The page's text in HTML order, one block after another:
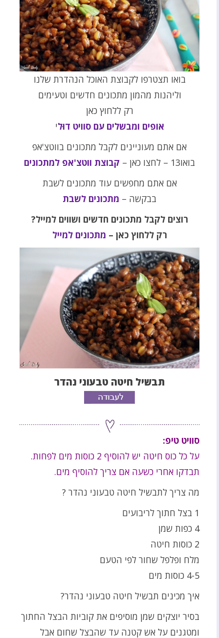
בואו תצטרפו לקבוצת האוכל הנהדרת שלנו
וליהנות מהמון מתכונים חדשים וטעימים
רק ללחוץ כאן
אופים ומבשלים עם סוויט דוּלי
אם אתם מעוניינים לקבל מתכונים בווטצ'אפ
בואו13 – לחצו כאן –
קבוצת ווטצ'אפ למתכונים
אם אתם מחפשים עוד מתכונים לשבת
בבקשה – מתכונים לשבת
רוצים לקבל מתכונים חדשים ושווים למייל?
רק ללחוץ כאן – מתכונים למייל
תבשיל חיטה טבעוני נהדר
סוויט טיפ:
על כל כוס חיטה יש להוסיף 2 כוסות מים לפחות.
תבדקו אחרי כשעה אם צריך להוסיף מים.
מה צריך לתבשיל חיטה טבעוני נהדר ?
1 בצל חתוך לריבועים
4 כפות שמן
2 כוסות חיטה
מלח ופלפל שחור לפי הטעם
4-5 כוסות מים
איך מכינים תבשיל חיטה טבעוני נהדר?
בסיר יוצקים שמן מוסיפים את קוביות הבצל החתוך
ומטגנים על אש קטנה עד שהבצל שחום אבל